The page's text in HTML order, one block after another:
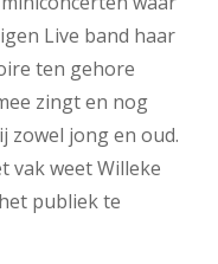
Live band haar
ten gehore
zingt en nog
zowel jong en oud.
vak weet Willeke
publiek te